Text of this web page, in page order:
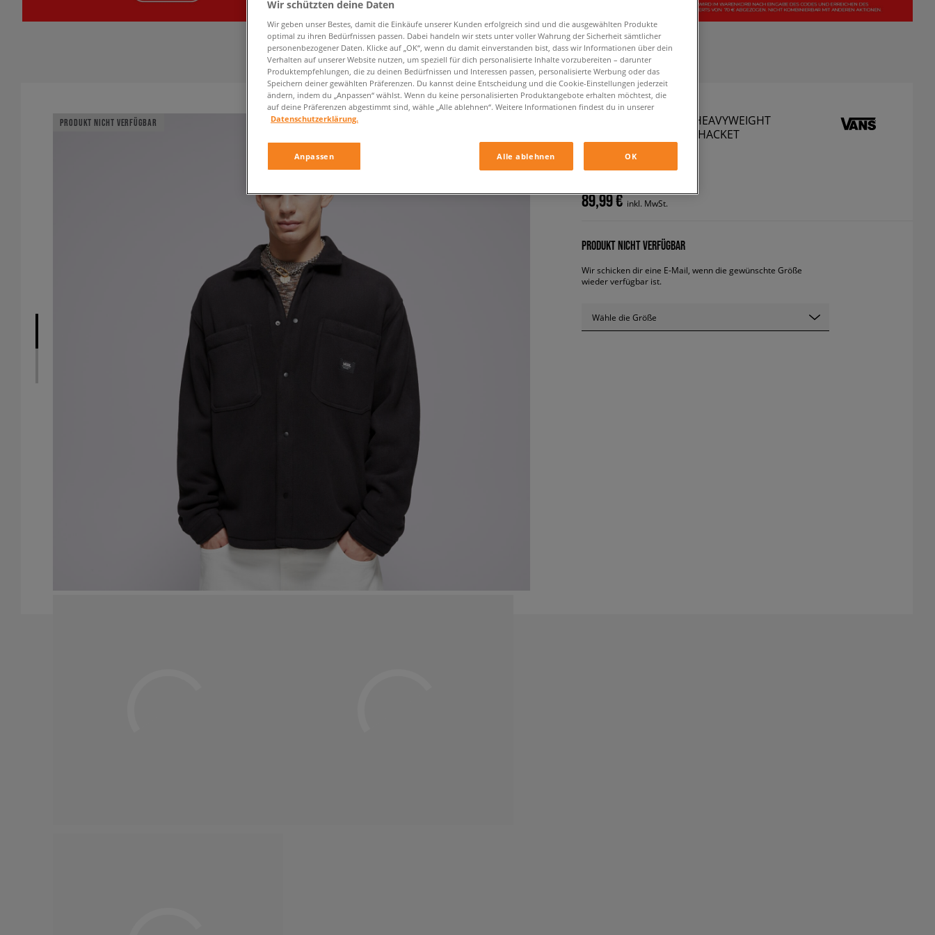
PRODUKT NICHT VERFÜGBAR
VANS JACKE PENMAR HEAVYWEIGHT
FLEECESHIRT FLEECE SHACKET
herren, winterjacken
89,99 € inkl. MwSt.
PRODUKT NICHT VERFÜGBAR
Wir schicken dir eine E-Mail, wenn die gewünschte Größe
wieder verfügbar ist.
Wähle die Größe
Wir schützten deine Daten
Wir geben unser Bestes, damit die Einkäufe unserer Kunden erfolgreich sind und die ausgewählten Produkte
optimal zu ihren Bedürfnissen passen. Dabei handeln wir stets unter voller Wahrung der Sicherheit sämtlicher
personenbezogener Daten. Klicke auf „OK“, wenn du damit einverstanden bist, dass wir Informationen über dein
Verhalten auf unserer Website nutzen, um speziell für dich personalisierte Inhalte vorzubereiten – darunter
Produktempfehlungen, die zu deinen Bedürfnissen und Interessen passen, personalisierte Werbung oder das
Speichern deiner gewählten Präferenzen. Du kannst deine Entscheidung und die Cookie-Einstellungen jederzeit
ändern, indem du „Anpassen“ wählst. Wenn du keine personalisierten Produktangebote erhalten möchtest, die
auf deine Präferenzen abgestimmt sind, wähle „Alle ablehnen“. Weitere Informationen findest du in unserer
Datenschutzerklärung.
Anpassen Alle ablehnen OK